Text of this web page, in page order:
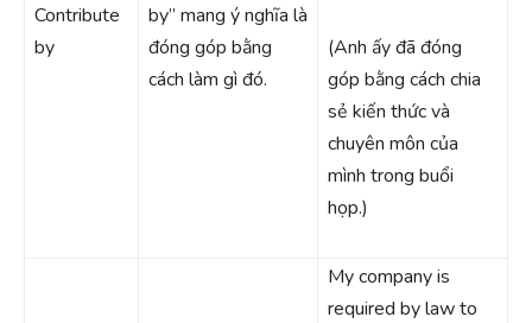
Contribute
by
by” mang ý nghĩa là
đóng góp bằng
cách làm gì đó.
(Anh ấy đã đóng
góp bằng cách chia
sẻ kiến thức và
chuyên môn của
mình trong buổi
họp.)
My company is
required by law to